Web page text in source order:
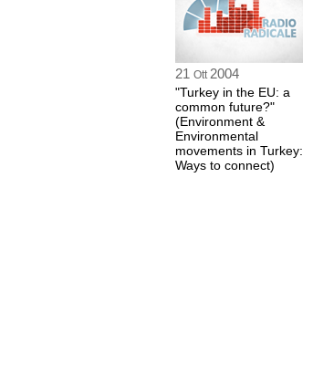
21 Ott 2004
"Turkey in the EU: a
common future?"
(Environment &
Environmental
movements in Turkey:
Ways to connect)